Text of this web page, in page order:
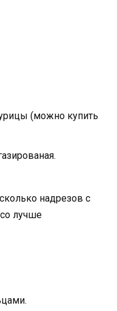
(можно купить
надрезов с
лучше